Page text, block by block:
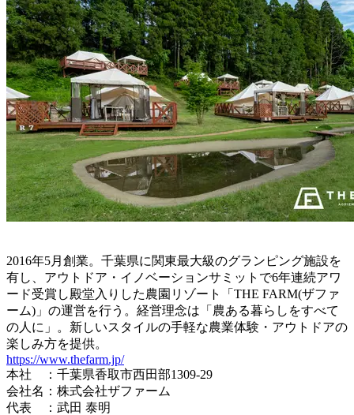
2016年5月創業。千葉県に関東最大級のグランピング施設を
有し、アウトドア・イノベーションサミットで6年連続アワ
ード受賞し殿堂入りした農園リゾート「THE FARM(ザファ
ーム)」の運営を行う。経営理念は「農ある暮らしをすべて
の人に」。新しいスタイルの手軽な農業体験・アウトドアの
楽しみ方を提供。
https://www.thefarm.jp/
本社 ：千葉県香取市西田部1309-29
会社名：株式会社ザファーム
代表 ：武田 泰明